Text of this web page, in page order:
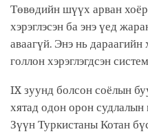
Төвөдийн шүүх арван
хэрэглэсэн ба энэ үед
аваагүй. Энэ нь
голлон хэрэглэгдсэн
IX зуунд болсон соёлын
хятад одон орон
Зүүн Туркистаны Котан